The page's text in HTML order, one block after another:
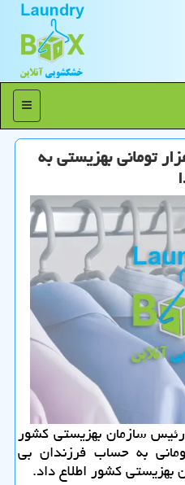
منو
كمك هزینه ۵۰۰ هزار تومانی بهزیستی به
سازمان بهزیستی كشور
۵۰۰ هزار تومانی به حساب فرزندان بی
كشور اطلاع داد.